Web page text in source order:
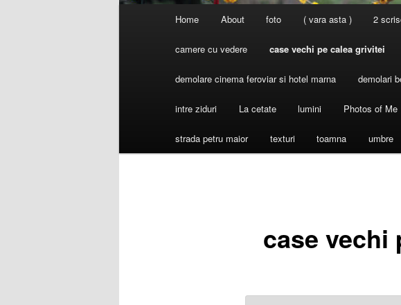
Home About foto ( vara asta ) 2
camere cu vedere case vechi pe calea grivitei
demolare cinema feroviar si hotel marna demolari
intre ziduri La cetate lumini Photos of Me
strada petru maior texturi toamna umbre
case vechi